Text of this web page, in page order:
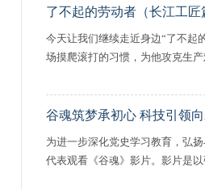
了不起的劳动者（长江工匠
今天让我们继续走近身边“了不起
场摸爬滚打的习惯，为他攻克生
谷魂筑梦承初心 科技引领
为进一步深化党史学习教育，弘
代表观看《谷魂》影片。影片是